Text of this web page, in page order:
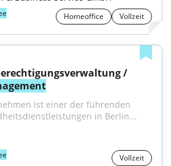
Homeoffice Vollzeit
/
ist einer der führenden
in Berlin...
Vollzeit